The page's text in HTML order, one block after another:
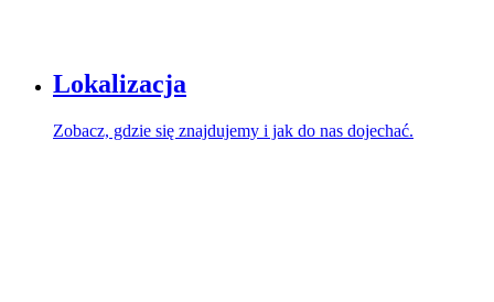
Lokalizacja
Zobacz, gdzie się znajdujemy i jak do nas dojechać.